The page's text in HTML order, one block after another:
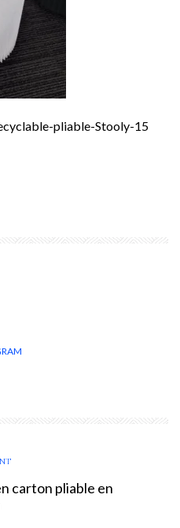
pliable-Stooly-15
carton pliable en